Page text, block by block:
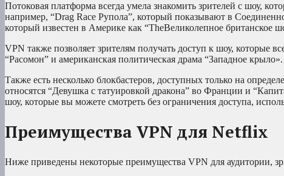
Потоковая платформа всегда умела знакомить зрителей с шоу,
например, “Drag Race Рупола”, который показывают в
который известен в Америке как “TheВеликолепное британское
VPN также позволяет зрителям получать доступ к шоу, которые
“Расомон” и американская политическая драма “Западное крыло».
Также есть несколько блокбастеров, доступных только на
относятся “Девушка с татуировкой дракона” во Франции и
шоу, которые вы можете смотреть без ограничения доступа,
Преимущества VPN для Netflix
Ниже приведены некоторые преимущества VPN для аудитории,